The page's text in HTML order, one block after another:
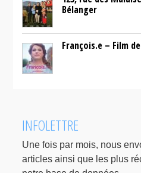
Bélanger
François.e – Film
INFOLETTRE
Une fois par mois, nous
articles ainsi que les plus